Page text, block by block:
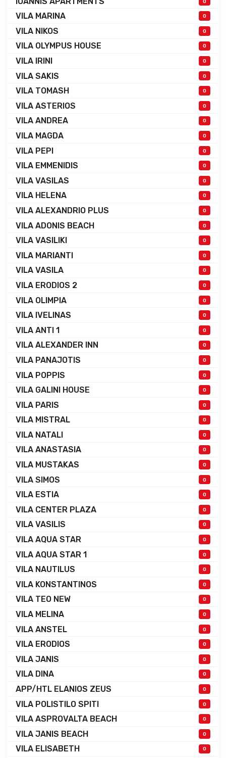
VILA MARINA 0
VILA NIKOS 0
VILA OLYMPUS HOUSE 0
VILA IRINI 0
VILA SAKIS 0
VILA TOMASH 0
VILA ASTERIOS 0
VILA ANDREA 0
VILA MAGDA 0
VILA PEPI 0
VILA EMMENIDIS 0
VILA VASILAS 0
VILA HELENA 0
VILA ALEXANDRIO PLUS 0
VILA ADONIS BEACH 0
VILA VASILIKI 0
VILA MARIANTI 0
VILA VASILA 0
VILA ERODIOS 2 0
VILA OLIMPIA 0
VILA IVELINAS 0
VILA ANTI 1 0
VILA ALEXANDER INN 0
VILA PANAJOTIS 0
VILA POPPIS 0
VILA GALINI HOUSE 0
VILA PARIS 0
VILA MISTRAL 0
VILA NATALI 0
VILA ANASTASIA 0
VILA MUSTAKAS 0
VILA SIMOS 0
VILA ESTIA 0
VILA CENTER PLAZA 0
VILA VASILIS 0
VILA AQUA STAR 0
VILA AQUA STAR 1 0
VILA NAUTILUS 0
VILA KONSTANTINOS 0
VILA TEO NEW 0
VILA MELINA 0
VILA ANSTEL 0
VILA ERODIOS 0
VILA JANIS 0
VILA DINA 0
APP/HTL ELANIOS ZEUS 0
VILA POLISTILO SPITI 0
VILA ASPROVALTA BEACH 0
VILA JANIS BEACH 0
VILA ELISABETH 0